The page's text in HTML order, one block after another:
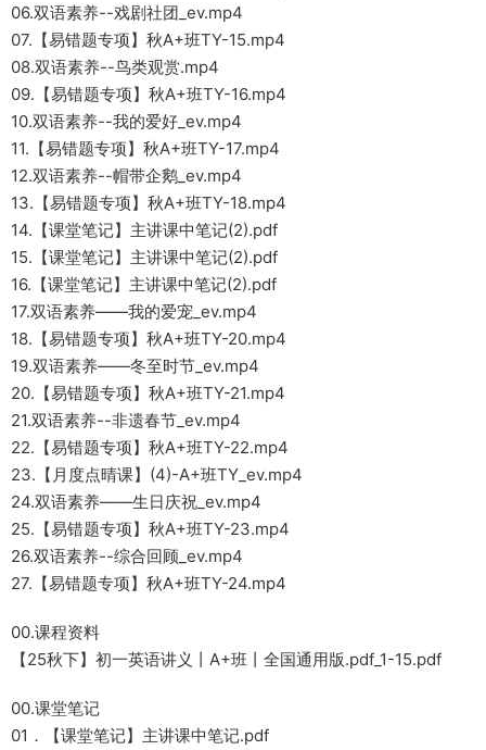
06.双语素养--戏剧社团_ev.mp4
07.【易错题专项】秋A+班TY-15.mp4
08.双语素养--鸟类观赏.mp4
09.【易错题专项】秋A+班TY-16.mp4
10.双语素养--我的爱好_ev.mp4
11.【易错题专项】秋A+班TY-17.mp4
12.双语素养--帽带企鹅_ev.mp4
13.【易错题专项】秋A+班TY-18.mp4
14.【课堂笔记】主讲课中笔记(2).pdf
15.【课堂笔记】主讲课中笔记(2).pdf
16.【课堂笔记】主讲课中笔记(2).pdf
17.双语素养——我的爱宠_ev.mp4
18.【易错题专项】秋A+班TY-20.mp4
19.双语素养——冬至时节_ev.mp4
20.【易错题专项】秋A+班TY-21.mp4
21.双语素养--非遗春节_ev.mp4
22.【易错题专项】秋A+班TY-22.mp4
23.【月度点晴课】(4)-A+班TY_ev.mp4
24.双语素养——生日庆祝_ev.mp4
25.【易错题专项】秋A+班TY-23.mp4
26.双语素养--综合回顾_ev.mp4
27.【易错题专项】秋A+班TY-24.mp4
00.课程资料
【25秋下】初一英语讲义丨A+班丨全国通用版.pdf_1-15.pdf
00.课堂笔记
01．【课堂笔记】主讲课中笔记.pdf